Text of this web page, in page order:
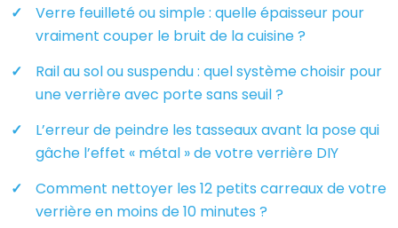
Verre feuilleté ou simple : quelle épaisseur pour
vraiment couper le bruit de la cuisine ?
Rail au sol ou suspendu : quel système choisir pour
une verrière avec porte sans seuil ?
L’erreur de peindre les tasseaux avant la pose qui
gâche l’effet « métal » de votre verrière DIY
Comment nettoyer les 12 petits carreaux de votre
verrière en moins de 10 minutes ?